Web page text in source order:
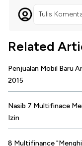
Tulis
Related
Penjualan Mobil Baru
2015
Nasib 7 Multifinace
Izin
8 Multifinance